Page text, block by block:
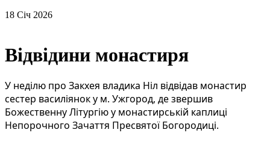
18 Січ 2026
Відвідини монастиря
У неділю про Закхея владика Ніл відвідав монастир
сестер василіянок у м. Ужгород, де звершив
Божественну Літургію у монастирській каплиці
Непорочного Зачаття Пресвятої Богородиці.